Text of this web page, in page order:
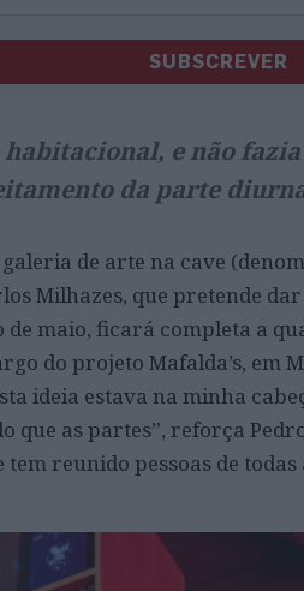
SUBSCREVER
e não
da parte
de arte na cave
Milhazes, que pretende
maio, ficará completa a
do projeto Mafalda’s, em
ideia estava na minha
que as partes”, reforça
reunido pessoas de todas